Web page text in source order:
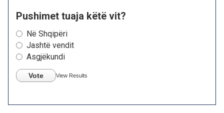
Pushimet tuaja këtë vit?
Në Shqipëri
Jashtë vendit
Asgjëkundi
Vote View Results